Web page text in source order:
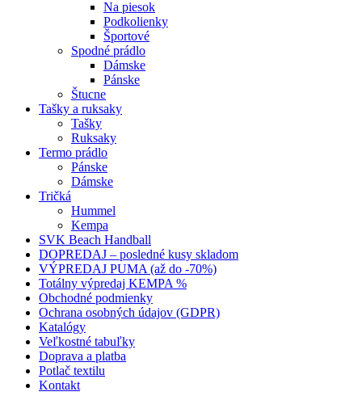
Na piesok
Podkolienky
Športové
Spodné prádlo
Dámske
Pánske
Štucne
Tašky a ruksaky
Tašky
Ruksaky
Termo prádlo
Pánske
Dámske
Tričká
Hummel
Kempa
SVK Beach Handball
DOPREDAJ – posledné kusy skladom
VÝPREDAJ PUMA (až do -70%)
Totálny výpredaj KEMPA %
Obchodné podmienky
Ochrana osobných údajov (GDPR)
Katalógy
Veľkostné tabuľky
Doprava a platba
Potlač textilu
Kontakt